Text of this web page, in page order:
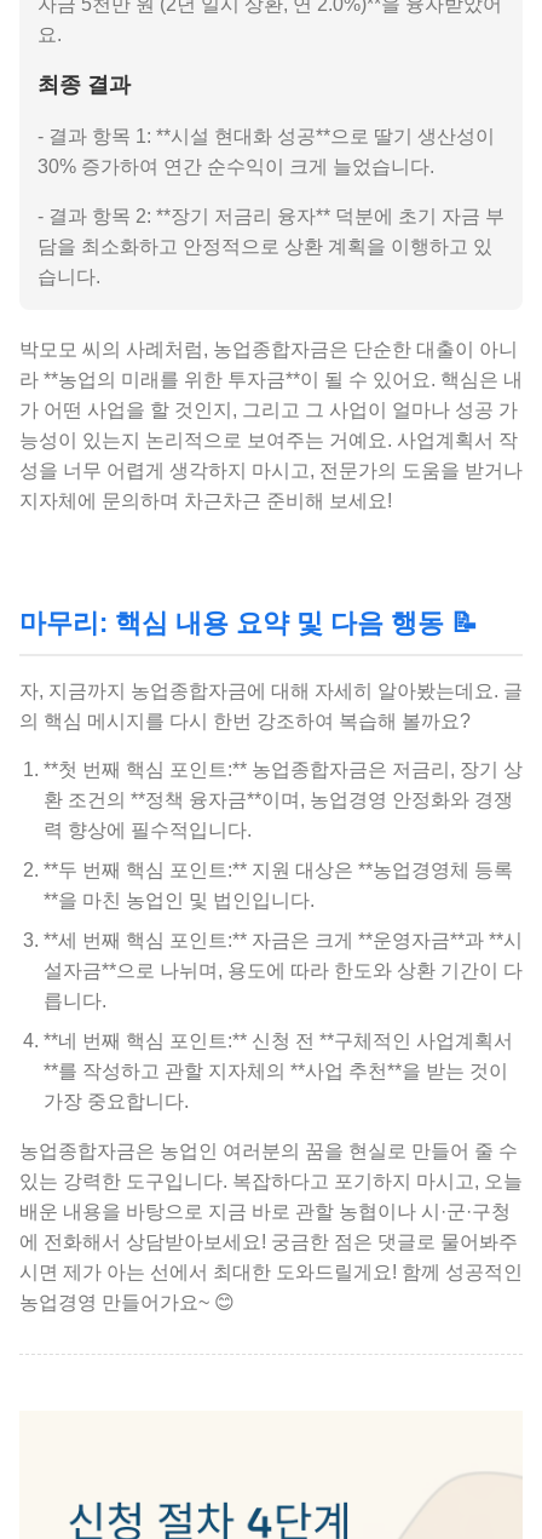
요.
최종 결과
- 결과 항목 1: **시설 현대화 성공**으로 딸기 생산성이
30% 증가하여 연간 순수익이 크게 늘었습니다.
- 결과 항목 2: **장기 저금리 융자** 덕분에 초기 자금 부
담을 최소화하고 안정적으로 상환 계획을 이행하고 있
습니다.
박모모 씨의 사례처럼, 농업종합자금은 단순한 대출이 아니
라 **농업의 미래를 위한 투자금**이 될 수 있어요. 핵심은 내
가 어떤 사업을 할 것인지, 그리고 그 사업이 얼마나 성공 가
능성이 있는지 논리적으로 보여주는 거예요. 사업계획서 작
성을 너무 어렵게 생각하지 마시고, 전문가의 도움을 받거나
지자체에 문의하며 차근차근 준비해 보세요!
마무리: 핵심 내용 요약 및 다음 행동 📝
자, 지금까지 농업종합자금에 대해 자세히 알아봤는데요. 글
의 핵심 메시지를 다시 한번 강조하여 복습해 볼까요?
**첫 번째 핵심 포인트:** 농업종합자금은 저금리, 장기 상
환 조건의 **정책 융자금**이며, 농업경영 안정화와 경쟁
력 향상에 필수적입니다.
**두 번째 핵심 포인트:** 지원 대상은 **농업경영체 등록
**을 마친 농업인 및 법인입니다.
**세 번째 핵심 포인트:** 자금은 크게 **운영자금**과 **시
설자금**으로 나뉘며, 용도에 따라 한도와 상환 기간이 다
릅니다.
**네 번째 핵심 포인트:** 신청 전 **구체적인 사업계획서
**를 작성하고 관할 지자체의 **사업 추천**을 받는 것이
가장 중요합니다.
농업종합자금은 농업인 여러분의 꿈을 현실로 만들어 줄 수
있는 강력한 도구입니다. 복잡하다고 포기하지 마시고, 오늘
배운 내용을 바탕으로 지금 바로 관할 농협이나 시·군·구청
에 전화해서 상담받아보세요! 궁금한 점은 댓글로 물어봐주
시면 제가 아는 선에서 최대한 도와드릴게요! 함께 성공적인
농업경영 만들어가요~ 😊